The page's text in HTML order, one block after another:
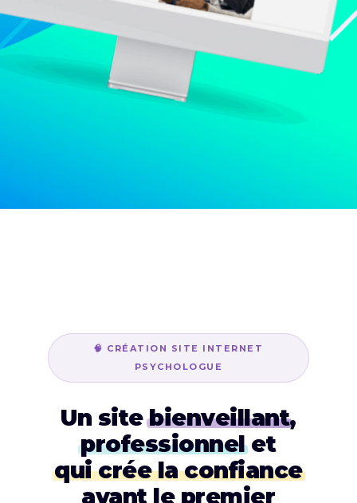
🧠 CRÉATION SITE INTERNET
PSYCHOLOGUE
Un sitebienveillant,
professionnelet
qui crée la confiance
avant le premier